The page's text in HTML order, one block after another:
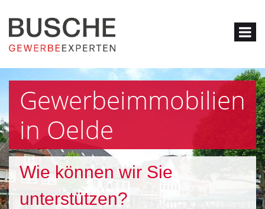
Gewerbeimmobilien
in Oelde
Wie können wir Sie
unterstützen?